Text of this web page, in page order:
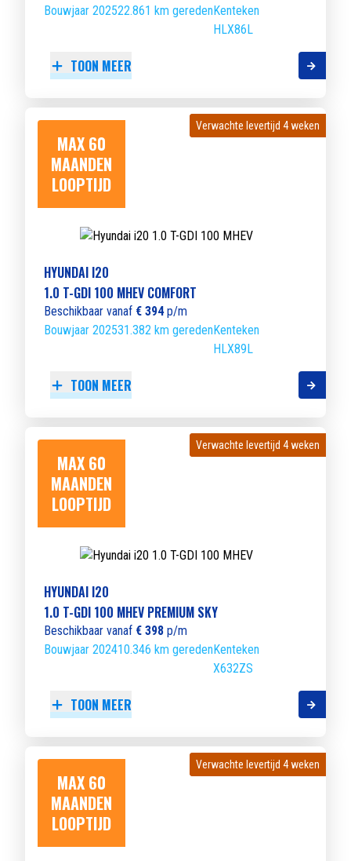
Bouwjaar 202522.861 km geredenKenteken
HLX86L
TOON MEER
MAX 60
MAANDEN
LOOPTIJD
Verwachte levertijd 4 weken
Verwachte levertijd 4 weken
HYUNDAI I20
1.0 T-GDI 100 MHEV COMFORT
Beschikbaar vanaf € 394p/m
Bouwjaar 202531.382 km geredenKenteken
HLX89L
TOON MEER
MAX 60
MAANDEN
LOOPTIJD
Verwachte levertijd 4 weken
Verwachte levertijd 4 weken
HYUNDAI I20
1.0 T-GDI 100 MHEV PREMIUM SKY
Beschikbaar vanaf € 398 p/m
Bouwjaar 202410.346 km geredenKenteken
X632ZS
TOON MEER
MAX 60
MAANDEN
LOOPTIJD
Verwachte levertijd 4 weken
Verwachte levertijd 4 weken